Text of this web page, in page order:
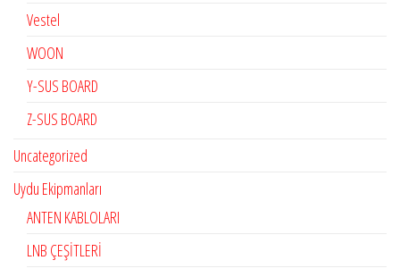
Vestel
WOON
Y-SUS BOARD
Z-SUS BOARD
Uncategorized
Uydu Ekipmanları
ANTEN KABLOLARI
LNB ÇEŞİTLERİ